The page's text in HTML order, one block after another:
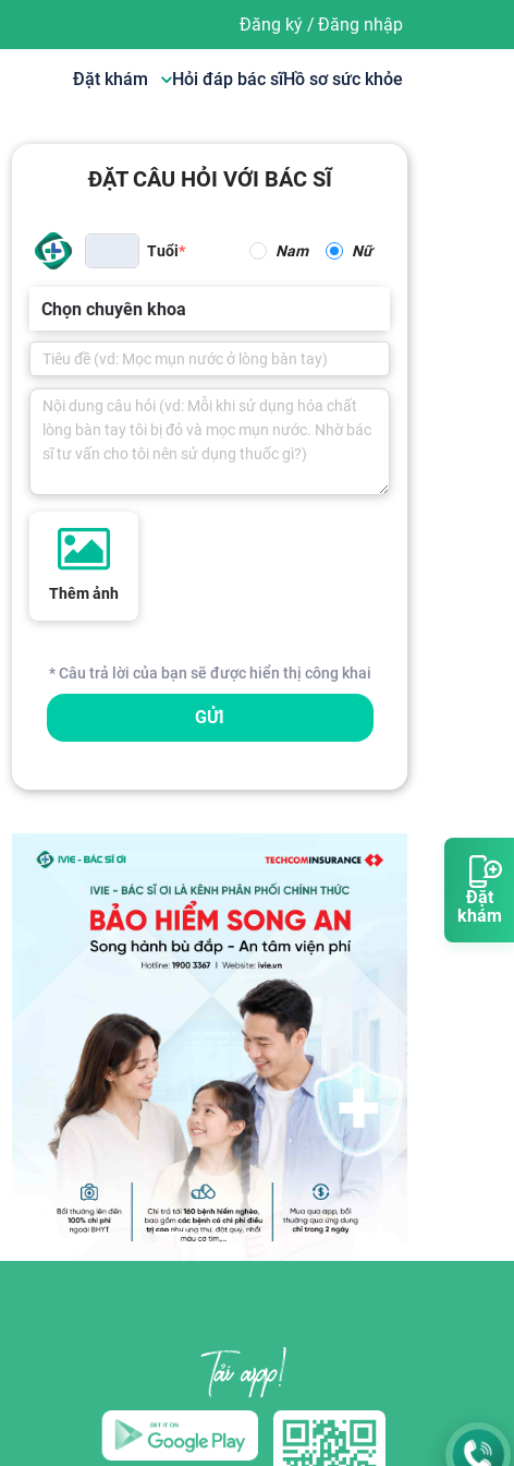
Đặt
khám
Đăng ký/ Đăng nhập
Đặt khám Hỏi đáp bác sĩHồ sơ sức khỏe
ĐẶT CÂU HỎI VỚI BÁC SĨ
Tuổi Nam Nữ
Chọn chuyên khoa
Thêm ảnh
* Câu trả lời của bạn sẽ được hiển thị công khai
GỬI